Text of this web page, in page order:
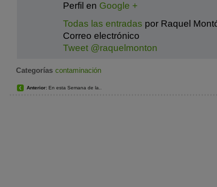
Perfil en Google +
Todas las entradas por Raquel
Correo electrónico
Tweet @raquelmonton
Categorías contaminación
Anterior: En esta Semana de la..